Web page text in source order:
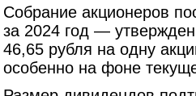
Собрание акционеров
за 2024 год —
46,65 рубля на одну
особенно на фоне